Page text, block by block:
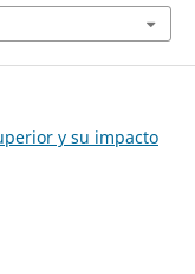
y su impacto